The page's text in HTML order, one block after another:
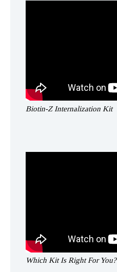
Biotin-Z Internalization Kit
Which Kit Is Right For You?